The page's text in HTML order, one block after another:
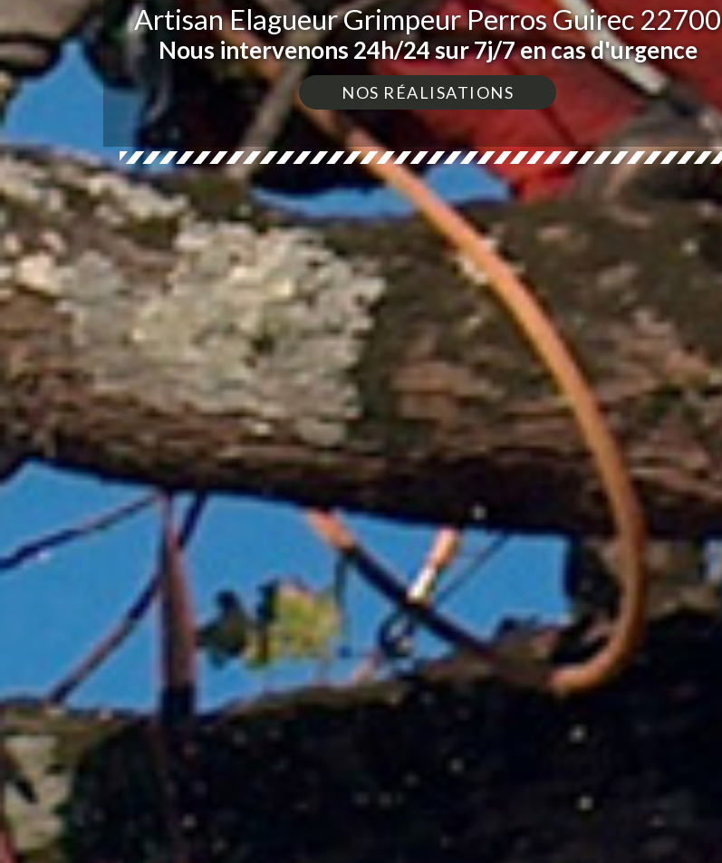
Artisan Elagueur Grimpeur Perros Guirec 22700
Nous intervenons 24h/24 sur 7j/7 en cas d'urgence
NOS RÉALISATIONS